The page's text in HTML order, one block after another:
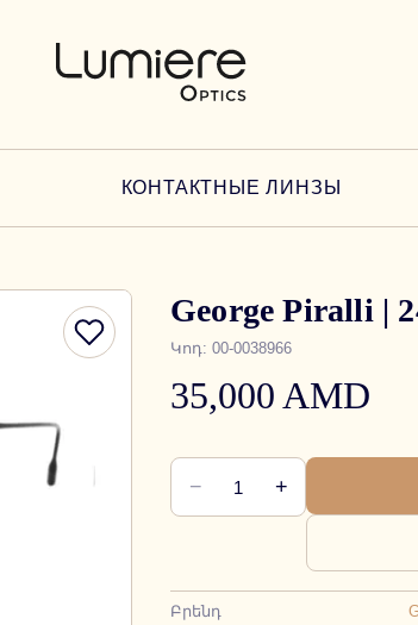
КОНТАКТНЫЕ ЛИНЗЫ
George Piralli |
Կոդ: 00-0038966
35,000 AMD
− 1 +
Բրենդ